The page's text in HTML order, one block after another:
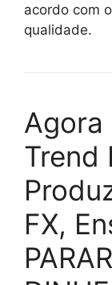
acordo com
qualidade.
Agora
Trend
FX,